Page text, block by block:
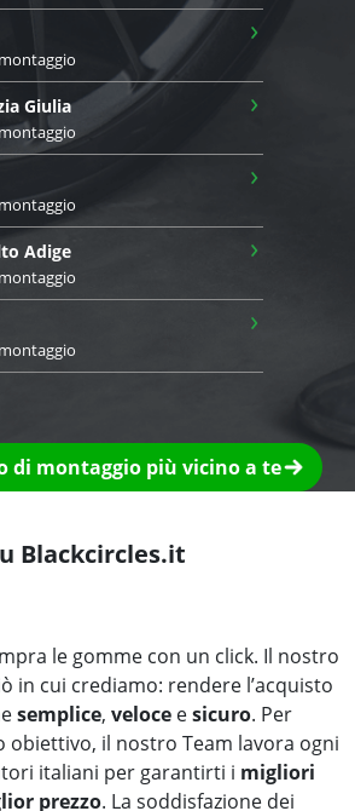
›
Giulia ›
›
Adige ›
›
di montaggio più vicino a te
Blackcircles.it
le gomme con un click. Il nostro
in cui crediamo: rendere l’acquisto
semplice, veloce esicuro. Per
obiettivo, il nostro Team lavora ogni
italiani per garantirti i migliori
prezzo. La soddisfazione dei